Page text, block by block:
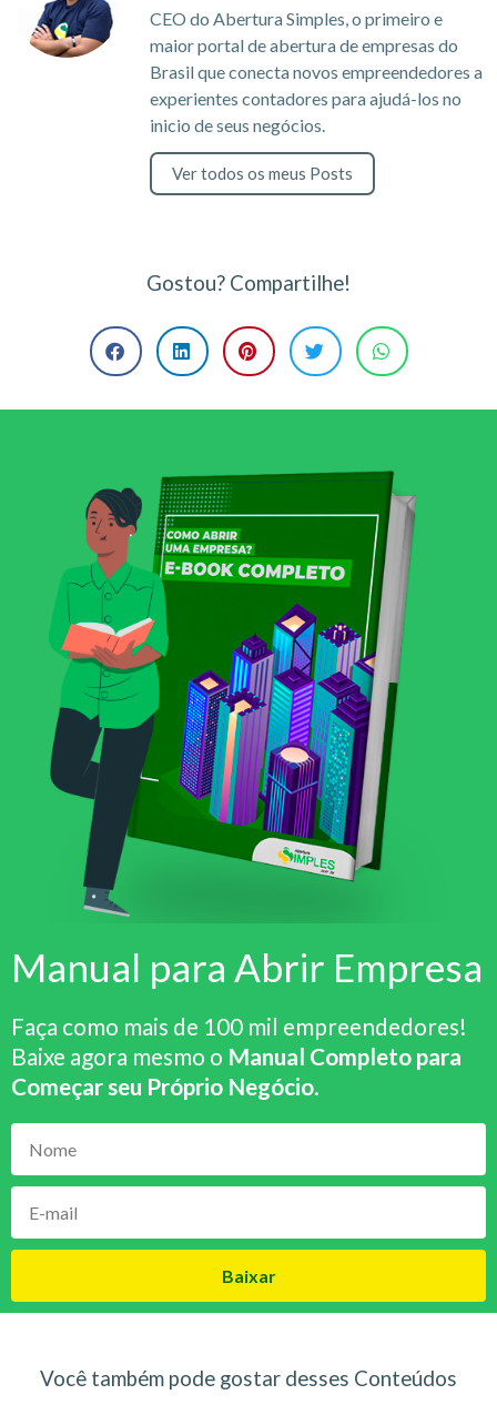
CEO do Abertura Simples, o primeiro e
maior portal de abertura de empresas do
Brasil que conecta novos empreendedores a
experientes contadores para ajudá-los no
inicio de seus negócios.
Ver todos os meus Posts
Gostou? Compartilhe!
Manual para Abrir Empresa
Faça como mais de 100 mil empreendedores!
Baixe agora mesmo o Manual Completo para
Começar seu Próprio Negócio.
Baixar
Você também pode gostar desses Conteúdos